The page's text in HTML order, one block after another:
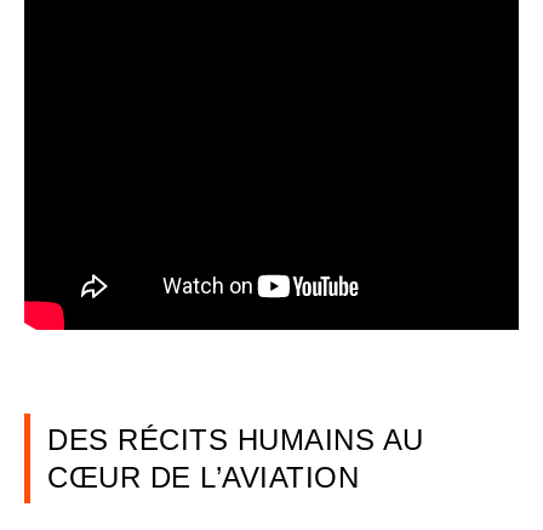
DES RÉCITS HUMAINS AU
CŒUR DE L’AVIATION